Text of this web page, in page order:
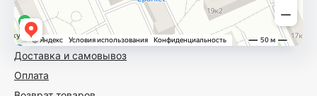
Доставка и самовывоз
Оплата